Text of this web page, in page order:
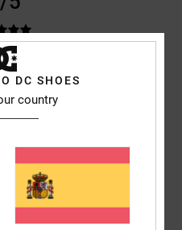
Compra verificada
: 5
/5
DC SHOES
country